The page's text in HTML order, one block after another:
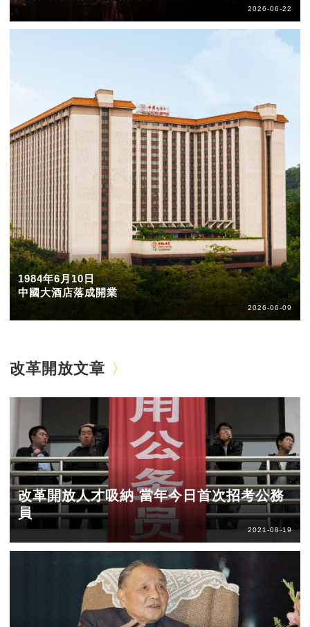
2026-06-22
1984年6月10日
中國大酒店落成開業
2026-06-09
改革開放文章
改革開放人才吸納 當年今日首次招考公務
員
2021-08-19